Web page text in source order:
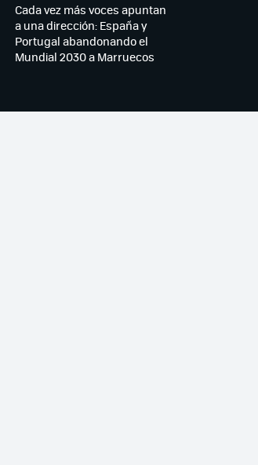
Cada vez más voces apuntan
a una dirección: España y
Portugal abandonando el
Mundial 2030 a Marruecos